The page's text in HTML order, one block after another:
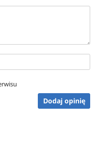
Dodaj opinię